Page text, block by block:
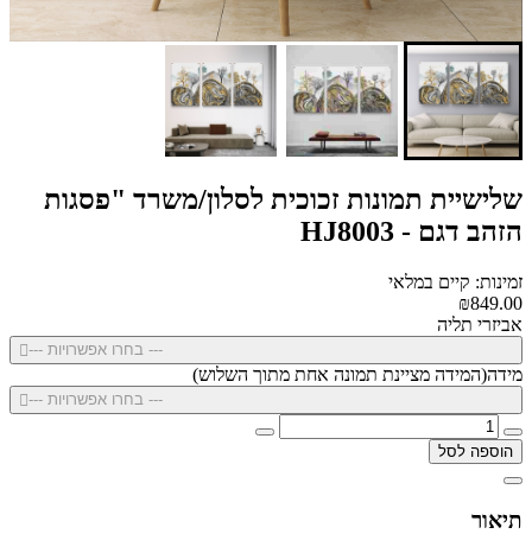
שלישיית תמונות זכוכית לסלון/משרד "פסגות
הזהב דגם - HJ8003
זמינות: קיים במלאי
₪849.00
אביזרי תליה
--- בחרו אפשרויות ---
מידה(המידה מציינת תמונה אחת מתוך השלוש)
--- בחרו אפשרויות ---
הוספה לסל
תיאור